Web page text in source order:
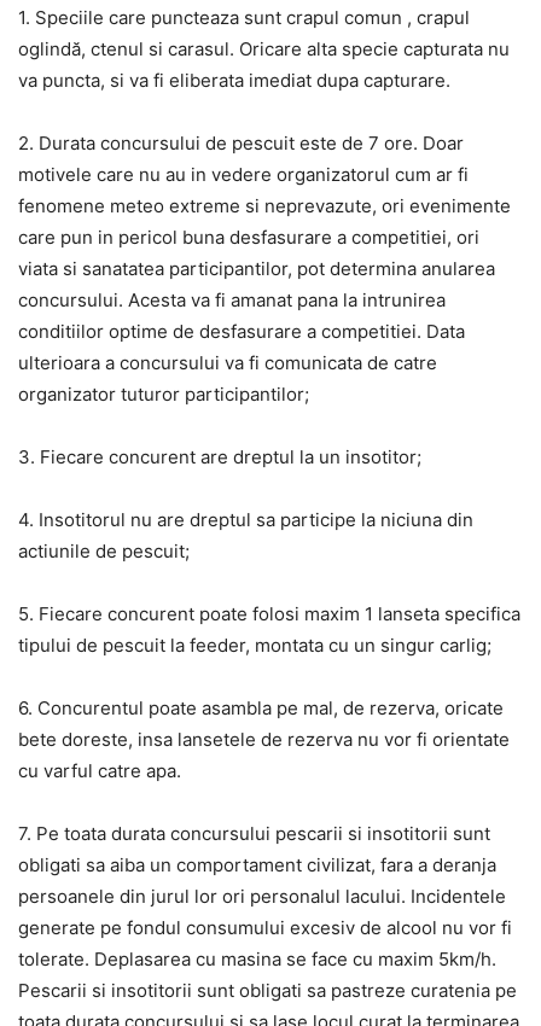
1. Speciile care puncteaza sunt crapul comun , crapul
oglindă, ctenul si carasul. Oricare alta specie capturata nu
va puncta, si va fi eliberata imediat dupa capturare.
2. Durata concursului de pescuit este de 7 ore. Doar
motivele care nu au in vedere organizatorul cum ar fi
fenomene meteo extreme si neprevazute, ori evenimente
care pun in pericol buna desfasurare a competitiei, ori
viata si sanatatea participantilor, pot determina anularea
concursului. Acesta va fi amanat pana la intrunirea
conditiilor optime de desfasurare a competitiei. Data
ulterioara a concursului va fi comunicata de catre
organizator tuturor participantilor;
3. Fiecare concurent are dreptul la un insotitor;
4. Insotitorul nu are dreptul sa participe la niciuna din
actiunile de pescuit;
5. Fiecare concurent poate folosi maxim 1 lanseta specifica
tipului de pescuit la feeder, montata cu un singur carlig;
6. Concurentul poate asambla pe mal, de rezerva, oricate
bete doreste, insa lansetele de rezerva nu vor fi orientate
cu varful catre apa.
7. Pe toata durata concursului pescarii si insotitorii sunt
obligati sa aiba un comportament civilizat, fara a deranja
persoanele din jurul lor ori personalul lacului. Incidentele
generate pe fondul consumului excesiv de alcool nu vor fi
tolerate. Deplasarea cu masina se face cu maxim 5km/h.
Pescarii si insotitorii sunt obligati sa pastreze curatenia pe